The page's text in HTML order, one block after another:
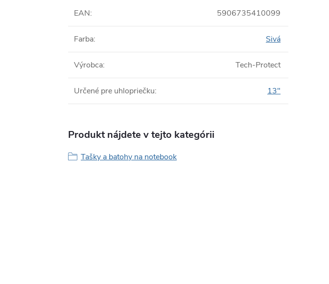
EAN: 5906735410099
Farba: Sivá
Výrobca: Tech-Protect
Určené pre uhlopriečku: 13"
Produkt nájdete v tejto kategórii
Tašky a batohy na notebook